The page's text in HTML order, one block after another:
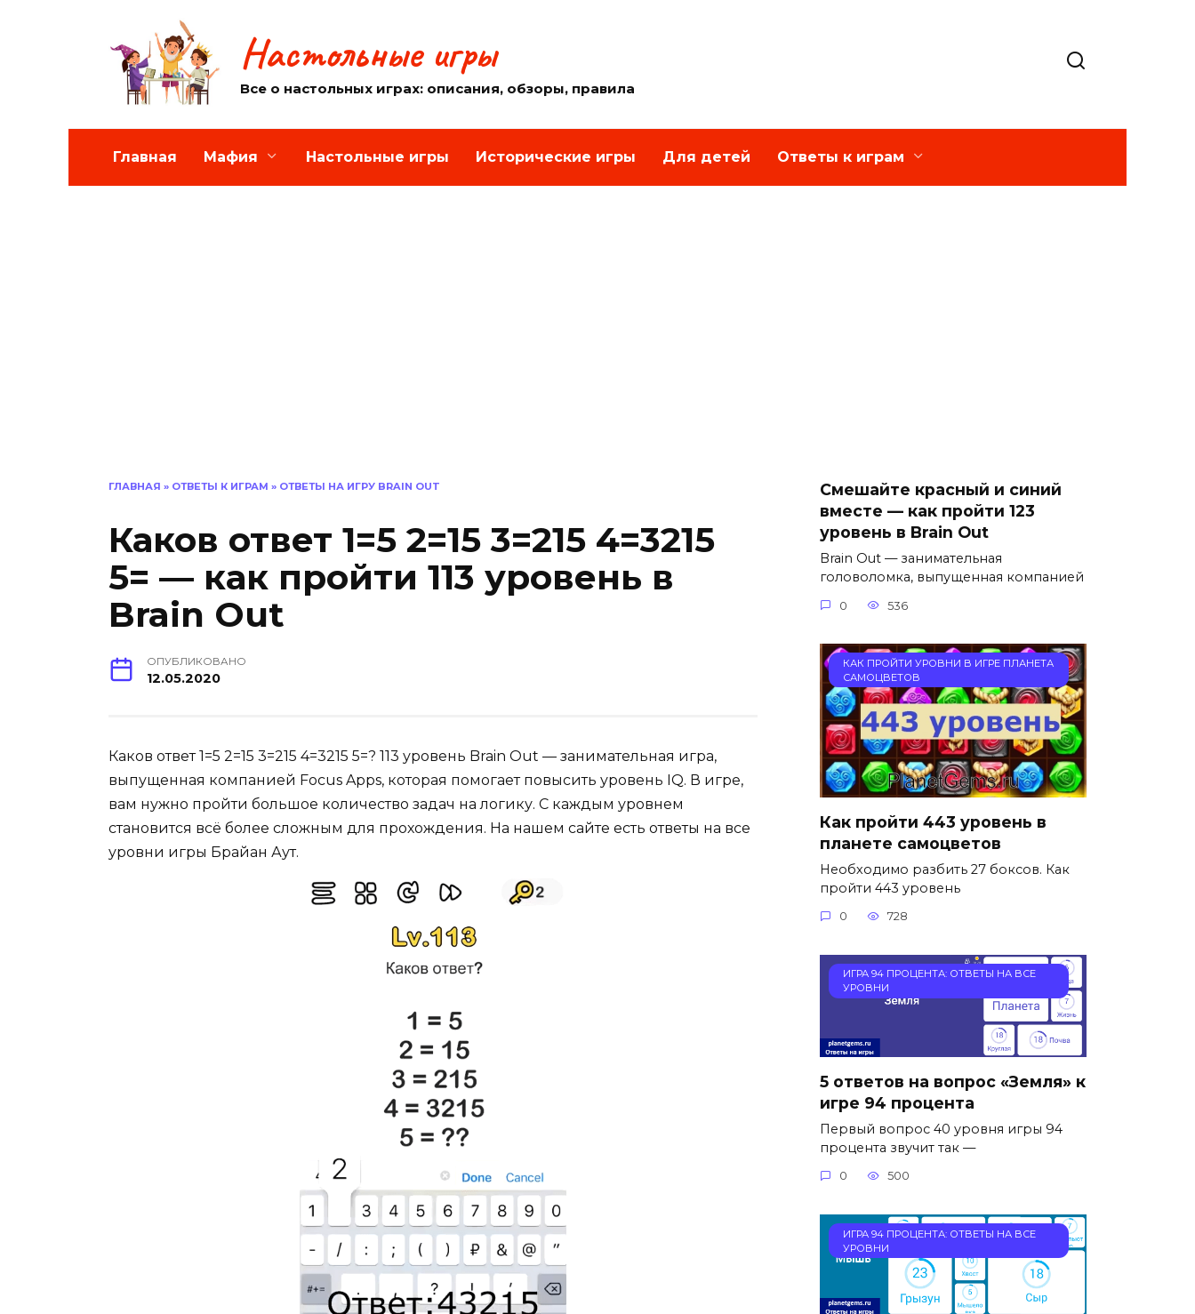
Настольные игры
Все о настольных играх: описания, обзоры, правила
Главная Мафия Настольные игры Исторические игры Для детей Ответы к играм
ГЛАВНАЯ » ОТВЕТЫ К ИГРАМ » ОТВЕТЫ НА ИГРУ BRAIN OUT
Каков ответ 1=5 2=15 3=215 4=3215
5= — как пройти 113 уровень в
Brain Out
ОПУБЛИКОВАНО
12.05.2020
Каков ответ 1=5 2=15 3=215 4=3215 5=? 113 уровень Brain Out — занимательная игра,
выпущенная компанией Focus Apps, которая помогает повысить уровень IQ. В игре,
вам нужно пройти большое количество задач на логику. С каждым уровнем
становится всё более сложным для прохождения. На нашем сайте есть ответы на все
уровни игры Брайан Аут.
Смешайте красный и синий
вместе — как пройти 123
уровень в Brain Out
Brain Out — занимательная
головоломка, выпущенная компанией
0 536
КАК ПРОЙТИ УРОВНИ В ИГРЕ ПЛАНЕТА
САМОЦВЕТОВ
Как пройти 443 уровень в
планете самоцветов
Необходимо разбить 27 боксов. Как
пройти 443 уровень
0 728
ИГРА 94 ПРОЦЕНТА: ОТВЕТЫ НА ВСЕ
УРОВНИ
5 ответов на вопрос «Земля» к
игре 94 процента
Первый вопрос 40 уровня игры 94
процента звучит так —
0 500
ИГРА 94 ПРОЦЕНТА: ОТВЕТЫ НА ВСЕ
УРОВНИ